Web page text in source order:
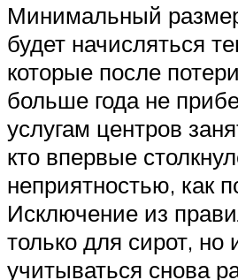
Минимальный
будет начисляться
которые после
больше года не
услугам центров
кто впервые
неприятностью, как
Исключение из
только для сирот, но
учитываться снова